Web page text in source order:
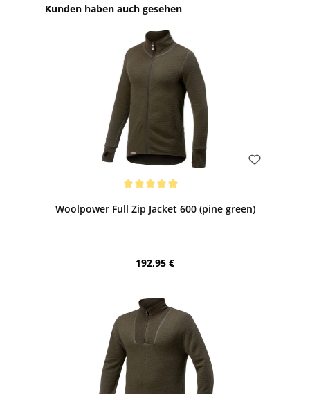
Produktgalerie überspringen
Kunden haben auch gesehen
Woolpower Full Zip Jacket 600 (pine green)
Regulärer Preis:
192,95 €